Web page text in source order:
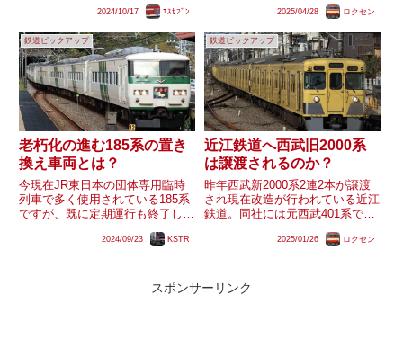
が、1367編成のみ例外的に東芝
2024/10/17 ｴｽｾﾌﾞﾝ
全引退後も搬出や解体等の動きが
が無いVSEですが、未だに残存
している理由や今...
2025/04/28 ロクセン
鉄道ピックアップ
老朽化の進む185系の置き
換え車両とは？
今現在JR東日本の団体専用臨時
列車で多く使用されている185系
ですが、既に定期運行も終了して
事となります。今現在185系は
ょうか？又、検査を通さな...
2024/09/23 KSTR
鉄道ピックアップ
近江鉄道へ西武旧2000系
は譲渡されるのか？
昨年西武新2000系2連2本が譲渡
され現在改造が行われている近江
鉄道。同社には元西武401系で
820形が現在10編成在籍していま
役の旧2000系...
2025/01/26 ロクセン
スポンサーリンク